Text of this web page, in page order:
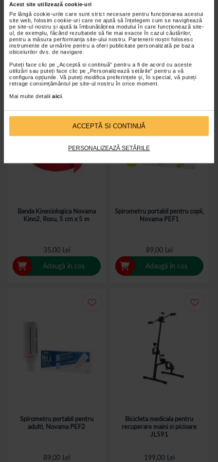
Acest site utilizează cookie-uri
Pe lângă cookie-urile care sunt strict necesare pentru funcționarea acestui
site web, folosim cookie-uri care ne ajută să înțelegem cum se navighează
pe site-ul nostru și ajută la îmbunătățirea modului în care funcționează site-
ul, de exemplu, făcând rezultatele să fie mai exacte în cazul căutărilor,
pentru a măsura performanța site-ului nostru. Partenerii noștri folosesc
instrumente de urmărire pentru a oferi publicitate personalizată pe baza
obiceiurilor dvs. de navigare.
Puteți face clic pe „Acceptă si continuă” pentru a fi de acord cu aceste
utilizări sau puteți face clic pe „Personalizează setările” pentru a vă
configura opțiunile. Vă puteți modifica preferințele și, în special, vă puteți
retrage consimțământul pe site-ul nostru în orice moment.
Mai multe detalii aici.
ACCEPTĂ SI CONTINUĂ
PERSONALIZEAZĂ SETĂRILE
Pachet recuperare Pedalier
JL591 si Naturalis Diolex Gel,
100ml
Pret pachet 243,20 Lei
Redline PulmoTrainer
59,00 Lei
Banda Kinesiologica Novama
Kino2, Rosu, 5 cm x 5 m
35,00 Lei
Adaugă în coș
Spirometru portabil pentru copii,
Novama PEF1
89,00 Lei
Adaugă în coș
Spirometru portabil pentru
adulti, Novama PEF2
89,00 Lei
Bicicleta medicala pentru
recuperare maini si picioare
JL591
199,00 Lei